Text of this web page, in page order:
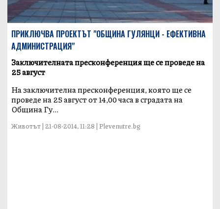
ПРИКЛЮЧВА ПРОЕКТЪТ "ОБЩИНА ГУЛЯНЦИ - ЕФЕКТИВНА
АДМИНИСТРАЦИЯ"
Заключителната пресконференция ще се проведе на
25 август
На заключителна пресконференция, която ще се
проведе на 25 август от 14,00 часа в сградата на
Община Гу...
Животът | 21-08-2014, 11:28 | Plevenutre.bg